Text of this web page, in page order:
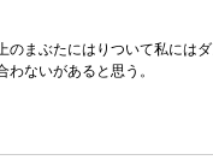
のまぶたにはりついて私にはダ
ないがあると思う。